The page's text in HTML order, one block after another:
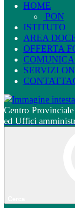
HOME
PON
ISTITUTO
AREA
OFFERTA
SERVIZI
Centro
ed Uffici